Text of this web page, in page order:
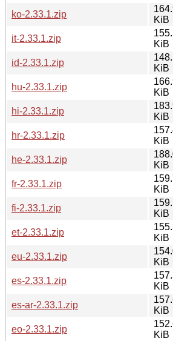
ko-2.33.1.zip
KiB
it-2.33.1.zip
KiB
id-2.33.1.zip
KiB
hu-2.33.1.zip
KiB
hi-2.33.1.zip
KiB
hr-2.33.1.zip
KiB
he-2.33.1.zip
KiB
fr-2.33.1.zip
KiB
fi-2.33.1.zip
KiB
et-2.33.1.zip
KiB
eu-2.33.1.zip
KiB
es-2.33.1.zip
KiB
es-ar-2.33.1.zip
KiB
eo-2.33.1.zip
KiB